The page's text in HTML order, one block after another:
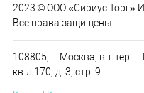
2023 © ООО «Сириус Торг»
Все права защищены.
108805, г. Москва, вн. тер.
кв-л 170, д. 3, стр. 9